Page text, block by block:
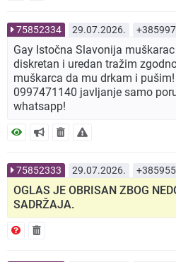
75852334 29.07.2026.
Gay Istočna Slavonija
diskretan i uredan tražim
muškarca da mu drkam i
0997471140 javljanje samo
whatsapp!
75852333 29.07.2026.
OGLAS JE OBRISAN ZBOG
SADRŽAJA.